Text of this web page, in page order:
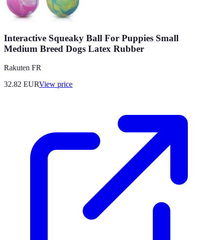
Interactive Squeaky Ball For Puppies Small
Medium Breed Dogs Latex Rubber
Rakuten FR
32.82 EURView price